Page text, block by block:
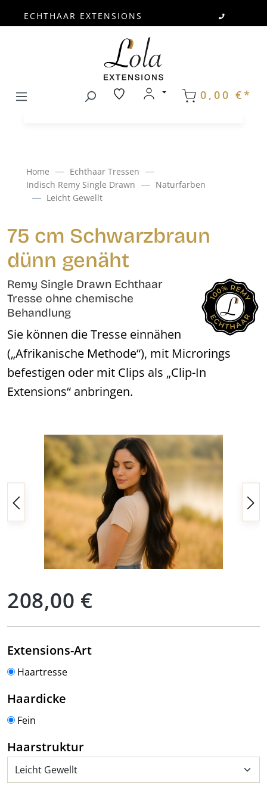
ECHTHAAR EXTENSIONS
0,00 €*
Home
Echthaar Tressen
Indisch Remy Single Drawn
Naturfarben
Leicht Gewellt
75 cm Schwarzbraun
dünn genäht
Remy Single Drawn Echthaar
Tresse ohne chemische
Behandlung
Sie können die Tresse einnähen
(„Afrikanische Methode“), mit Microrings
befestigen oder mit Clips als „Clip-In
Extensions“ anbringen.
Bildergalerie überspringen
208,00 €
Extensions-Artauswählen
Haartresse
Haardicke
Fein
Haarstrukturauswählen